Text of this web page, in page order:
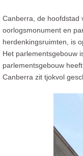
Canberra, de hoofdstad
oorlogsmonument en
herdenkingsruimten, is
Het parlementsgebouw
parlementsgebouw
Canberra zit tjokvol